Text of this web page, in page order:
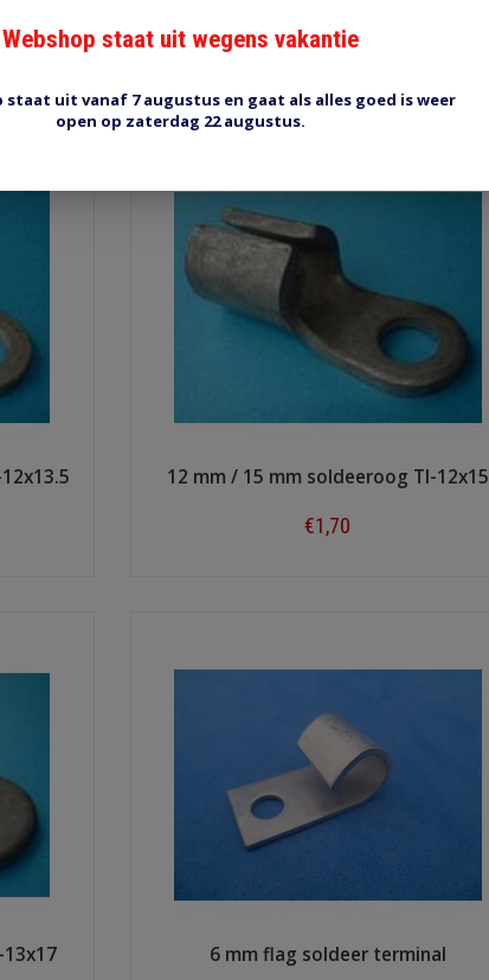
€0,80
Shop now
12 mm / 15 mm soldeeroog TI-12x15
€1,70
6 mm flag soldeer terminal
Webshop staat uit wegens vakantie
staat uit vanaf 7 augustus en gaat als alles goed is weer
open op zaterdag 22 augustus.